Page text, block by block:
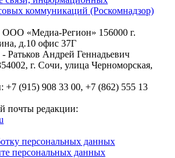
коммуникаций (Роскомнадзор)
«Медиа-Регион» 156000 г.
д.10 офис 37Г
Ратьков Андрей Геннадьевич
г. Сочи, улица Черноморская,
+7 (915) 908 33 00, +7 (862) 555 13
почты редакции:
персональных данных
персональных данных